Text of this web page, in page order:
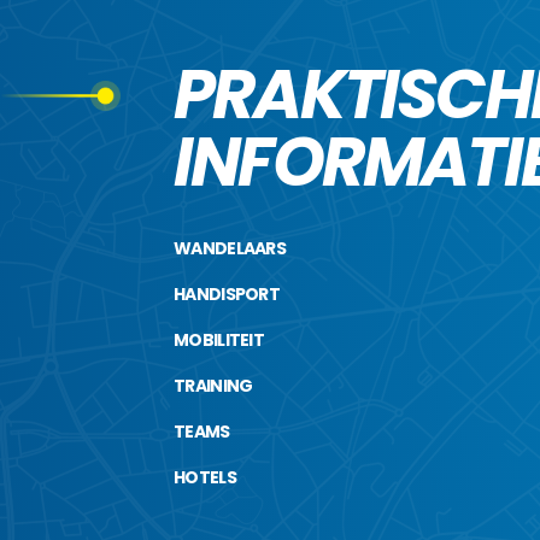
WANDELAARS
HANDISPORT
MOBILITEIT
TRAINING
TEAMS
HOTELS